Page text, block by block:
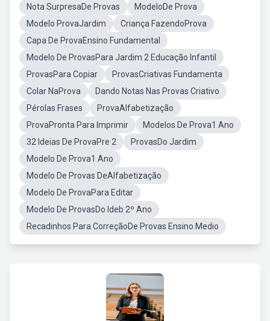
Nota SurpresaDe Provas
ModeloDe Prova
Modelo ProvaJardim
Criança FazendoProva
Capa De ProvaEnsino Fundamental
Modelo De ProvasPara Jardim 2 Educação Infantil
ProvasPara Copiar
ProvasCriativas Fundamenta
Colar NaProva
Dando Notas Nas Provas Criativo
Pérolas Frases
ProvaAlfabetização
ProvaPronta Para Imprimir
Modelos De Prova1 Ano
32 Ideias De ProvaPre 2
ProvasDo Jardim
Modelo De Prova1 Ano
Modelo De Provas DeAlfabetização
Modelo De ProvaPara Editar
Modelo De ProvasDo Ideb 2º Ano
Recadinhos Para CorreçãoDe Provas Ensino Medio